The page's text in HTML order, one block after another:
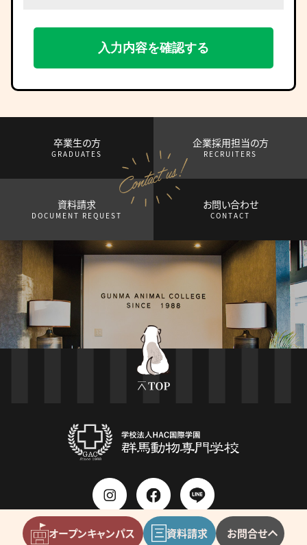
オープンキャンパス 資料請求 お問合せ
卒業生の方
GRADUATES
企業採用担当の方
RECRUITERS
資料請求
DOCUMENT REQUEST
お問い合わせ
CONTACT
個人情報保護方針 Copyright © 2012-2021 群馬動物専門学校.